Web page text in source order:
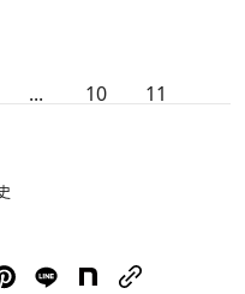
... 10 11